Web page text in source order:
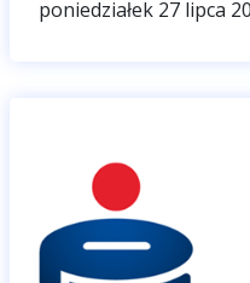
poniedziałek 27 lipca